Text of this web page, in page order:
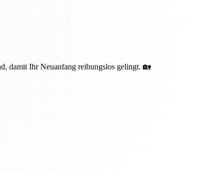
damit Ihr Neuanfang reibungslos gelingt. 🏡